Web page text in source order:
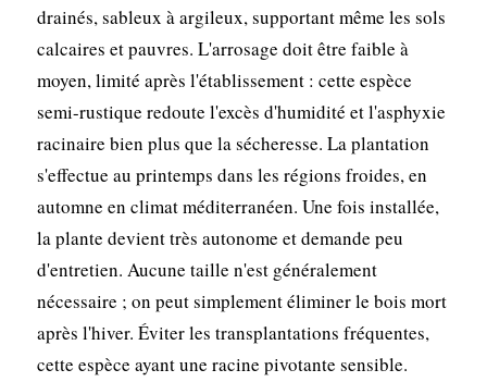
drainés, sableux à argileux, supportant même les sols
calcaires et pauvres. L'arrosage doit être faible à
moyen, limité après l'établissement : cette espèce
semi-rustique redoute l'excès d'humidité et l'asphyxie
racinaire bien plus que la sécheresse. La plantation
s'effectue au printemps dans les régions froides, en
automne en climat méditerranéen. Une fois installée,
la plante devient très autonome et demande peu
d'entretien. Aucune taille n'est généralement
nécessaire ; on peut simplement éliminer le bois mort
après l'hiver. Éviter les transplantations fréquentes,
cette espèce ayant une racine pivotante sensible.